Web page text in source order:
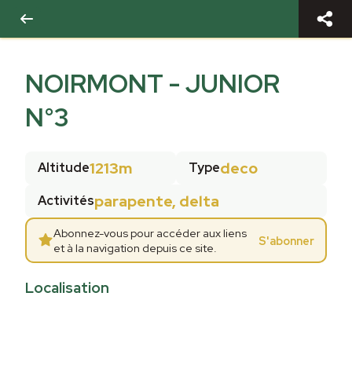
NOIRMONT - JUNIOR
N°3
Altitude1213m Typedeco
Activitésparapente, delta
Abonnez-vous pour accéder aux liens
et à la navigation depuis ce site.
S'abonner
Localisation